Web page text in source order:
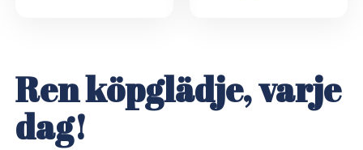
Ren köpglädje, varje
dag!